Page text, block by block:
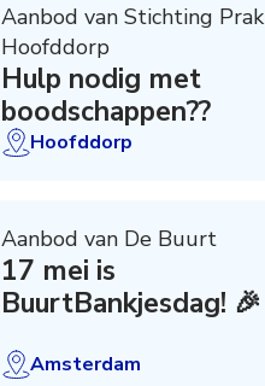
Amsterdam
Aanbod van Stichting
Hoofddorp
Hulp nodig met
boodschappen??
Hoofddorp
Aanbod van De Buurt
17 mei is
BuurtBankjesdag! 🎉
Amsterdam